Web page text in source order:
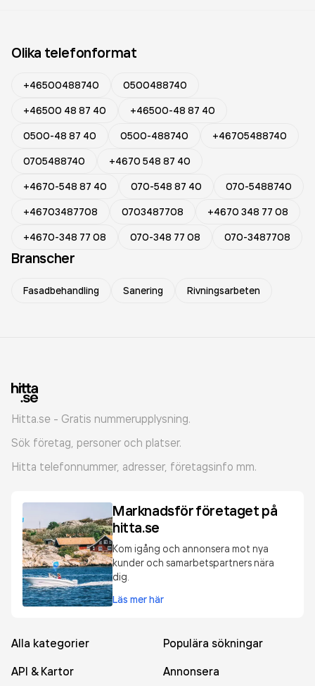
Olika telefonformat
+46500488740
0500488740
+46500 48 87 40
+46500-48 87 40
0500-48 87 40
0500-488740
+46705488740
0705488740
+4670 548 87 40
+4670-548 87 40
070-548 87 40
070-5488740
+46703487708
0703487708
+4670 348 77 08
+4670-348 77 08
070-348 77 08 070-3487708
Branscher
Fasadbehandling Sanering Rivningsarbeten
Hitta.se - Gratis nummerupplysning.
Sök företag, personer och platser.
Hitta telefonnummer, adresser, företagsinfo mm.
Marknadsför företaget på
hitta.se
Kom igång och annonsera mot nya
kunder och samarbetspartners nära
dig.
Läs mer här
Alla kategorier
Populära sökningar
API & Kartor
Annonsera